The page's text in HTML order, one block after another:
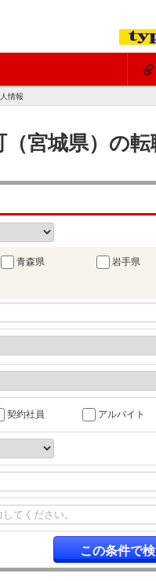
情報
（宮城県）の
青森県 岩手県
契約社員 アルバイト